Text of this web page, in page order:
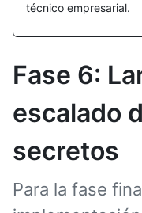
técnico empresarial.
Fase 6:
escalado
secretos
Para la fase